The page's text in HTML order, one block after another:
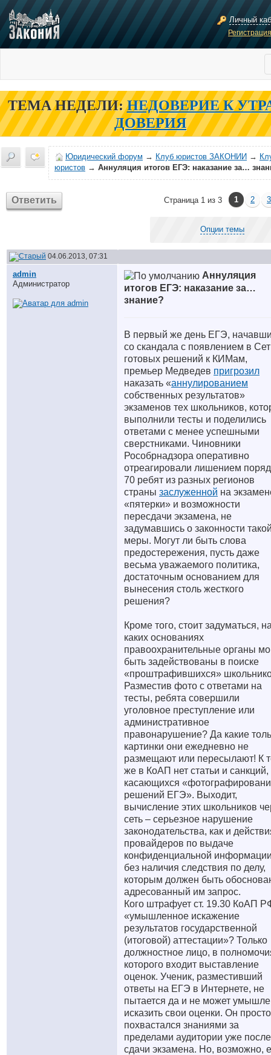
Личный
ТЕМА НЕДЕЛИ: НЕДОВЕРИЕ К
ДОВЕРИЯ
Юридический форум → Клуб юристов ЗАКОНИИ →
юристов → Аннуляция итогов ЕГЭ: наказание за…
Ответить Страница 1 из 3 1 2 3
Опции темы
04.06.2013, 07:31
аdmin
Администратор
Аннуляция
итогов ЕГЭ: наказание за…
знание?
В первый же день ЕГЭ,
со скандала с появлением в
готовых решений к КИМам,
премьер Медведев пригрозил
наказать «аннулированием
собственных результатов»
экзаменов тех школьников,
выполнили тесты и поделились
ответами с менее успешными
сверстниками. Чиновники
Рособрнадзора оперативно
отреагировали лишением
70 ребят из разных регионов
страны заслуженной на
«пятерки» и возможности
пересдачи экзамена, не
задумавшись о законности
меры. Могут ли быть слова
предостережения, пусть даже
весьма уважаемого политика,
достаточным основанием для
вынесения столь жесткого
решения?
Кроме того, стоит задуматься,
каких основаниях
правоохранительные органы
быть задействованы в поиске
«проштрафившихся»
Разместив фото с ответами на
тесты, ребята совершили
уголовное преступление или
административное
правонарушение? Да какие
картинки они ежедневно не
размещают или пересылают! К
же в КоАП нет статьи и санкций,
касающихся
решений ЕГЭ». Выходит,
вычисление этих школьников
сеть – серьезное нарушение
законодательства, как и
провайдеров по выдаче
конфиденциальной
без наличия следствия по делу,
которым должен быть
адресованный им запрос.
Кого штрафует ст. 19.30 КоАП
«умышленное искажение
результатов государственной
(итоговой) аттестации»? Только
должностное лицо, в
которого входит выставление
оценок. Ученик, разместивший
ответы на ЕГЭ в Интернете, не
пытается да и не может
исказить свои оценки. Он просто
похвастался знаниями за
пределами аудитории уже после
сдачи экзамена. Но, возможно,